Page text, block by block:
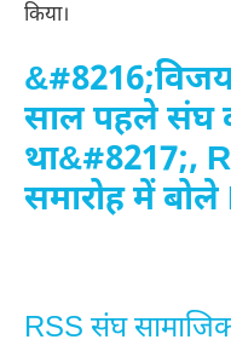
किया।
साल पहले संघ
था&#8217;,
समारोह में
RSS संघ